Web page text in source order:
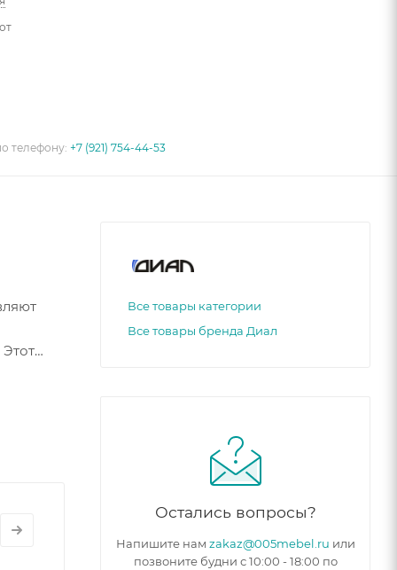
телефону:+7 (921) 754-44-53
Все товары категории
Все товары бренда Диал
Остались вопросы?
Напишите нам zakaz@005mebel.ru или
позвоните будни с 10:00 - 18:00 по